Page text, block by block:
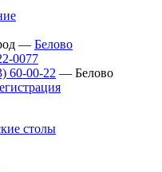
— Белово
0077
60-00-22 — Белово
столы